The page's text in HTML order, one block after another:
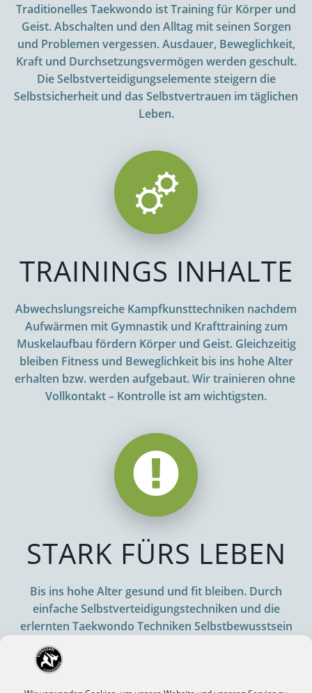
Traditionelles Taekwondo ist Training für Körper und
Geist. Abschalten und den Alltag mit seinen Sorgen
und Problemen vergessen. Ausdauer, Beweglichkeit,
Kraft und Durchsetzungsvermögen werden geschult.
Die Selbstverteidigungselemente steigern die
Selbstsicherheit und das Selbstvertrauen im täglichen
Leben.
TRAININGS INHALTE
Abwechslungsreiche Kampfkunsttechniken nachdem
Aufwärmen mit Gymnastik und Krafttraining zum
Muskelaufbau fördern Körper und Geist. Gleichzeitig
bleiben Fitness und Beweglichkeit bis ins hohe Alter
erhalten bzw. werden aufgebaut. Wir trainieren ohne
Vollkontakt – Kontrolle ist am wichtigsten.
STARK FÜRS LEBEN
Bis ins hohe Alter gesund und fit bleiben. Durch
einfache Selbstverteidigungstechniken und die
erlernten Taekwondo Techniken Selbstbewusstsein
und Selbstvertrauen steigern. Mit Selbstsicherheit
und ohne Angst durchs Leben gehen, mit dem
Wissen sich auch in Notsituationen helfen zu